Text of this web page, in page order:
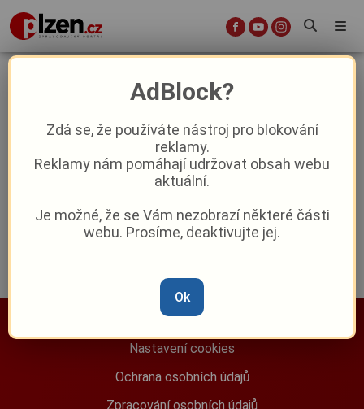
Baxa: Ve vítězství jsem věřil v každém
okamžiku. Zůstane dál primátorem?
Reklama
Nastavení cookies
Ochrana osobních údajů
Zpracování osobních údajů
AdBlock?
Zdá se, že používáte nástroj pro blokování
reklamy.
Reklamy nám pomáhají udržovat obsah webu
aktuální.
Je možné, že se Vám nezobrazí některé části
webu. Prosíme, deaktivujte jej.
Ok